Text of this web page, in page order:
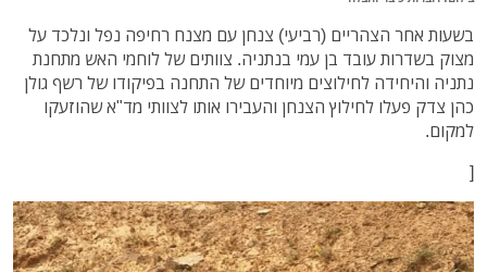
בשעות אחר הצהריים (רביעי) צנחן עם מצנח רחיפה נפל ונלכד על
מצוק בשדרות עובד בן עמי בנתניה. צוותים של לוחמי האש מתחנת
נתניה והיחידה לחילוצים מיוחדים של התחנה בפיקודו של רשף גולן
כהן צדק פעלו לחילוץ הצנחן והעבירו אותו לצוותי מד"א שהוזעקו
למקום.
[